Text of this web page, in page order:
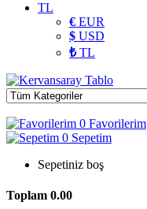
TL
€ EUR
$ USD
₺TL
0 Favorilerim
0 Sepetim
Sepetiniz boş
Toplam 0.00